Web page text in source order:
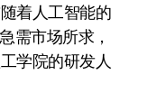
着人工智能的
需市场所求，
学院的研发人